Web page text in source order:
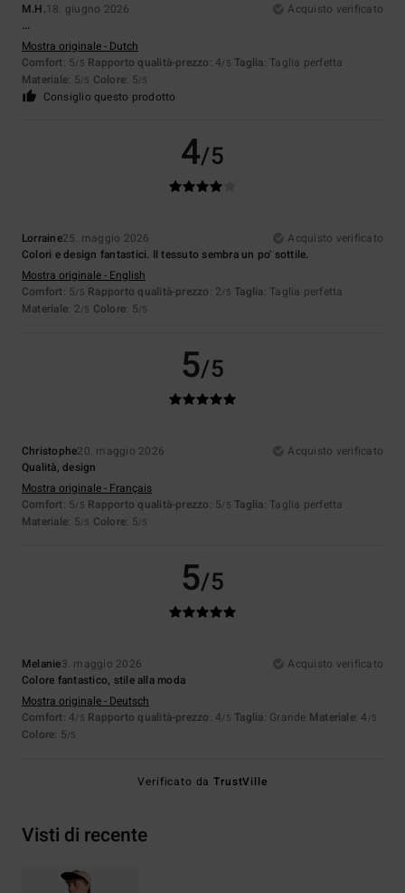
M.H.18. giugno 2026
Acquisto verificato
...
Mostra originale - Dutch
Comfort: 5/5 Rapporto qualità-prezzo: 4/5 Taglia: Taglia perfetta
Materiale: 5/5 Colore: 5/5
Consiglio questo prodotto
4/5
Lorraine25. maggio 2026
Acquisto verificato
Colori e design fantastici. Il tessuto sembra un po' sottile.
Mostra originale - English
Comfort: 5/5 Rapporto qualità-prezzo: 2/5 Taglia: Taglia perfetta
Materiale: 2/5 Colore: 5/5
5/5
Christophe20. maggio 2026
Acquisto verificato
Qualità, design
Mostra originale - Français
Comfort: 5/5 Rapporto qualità-prezzo: 5/5 Taglia: Taglia perfetta
Materiale: 5/5 Colore: 5/5
5/5
Melanie3. maggio 2026
Acquisto verificato
Colore fantastico, stile alla moda
Mostra originale - Deutsch
Comfort: 4/5 Rapporto qualità-prezzo: 4/5 Taglia: Grande Materiale: 4 /5
Colore: 5/5
Verificato daTrustVille
Visti di recente